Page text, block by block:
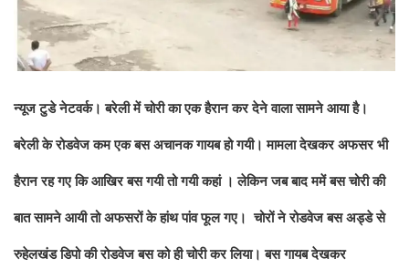
न्यूज टुडे नेटवर्क। बरेली में चोरी का एक हैरान कर देने वाला सामने आया है।
बरेली के रोडवेज कम एक बस अचानक गायब हो गयी। मामला देखकर अफसर भी
हैरान रह गए कि आखिर बस गयी तो गयी कहां । लेकिन जब बाद ममें बस चोरी की
बात सामने आयी तो अफसरों के हांथ पांव फूल गए। चोरों ने रोडवेज बस अड्डे से
रुहेलखंड डिपो की रोडवेज बस को ही चोरी कर लिया। बस गायब देखकर